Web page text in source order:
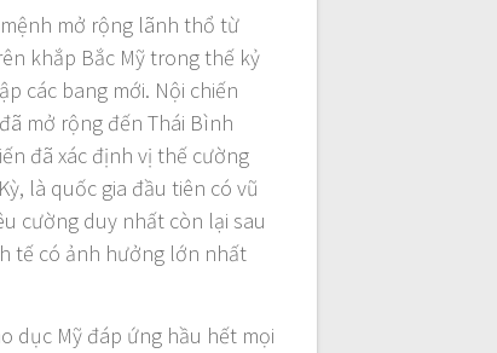
mở rộng lãnh thổ từ
khắp Bắc Mỹ trong thế kỷ
các bang mới. Nội chiến
mở rộng đến Thái Bình
đã xác định vị thế cường
là quốc gia đầu tiên có vũ
cường duy nhất còn lại sau
tế có ảnh hưởng lớn nhất
dục Mỹ đáp ứng hầu hết mọi